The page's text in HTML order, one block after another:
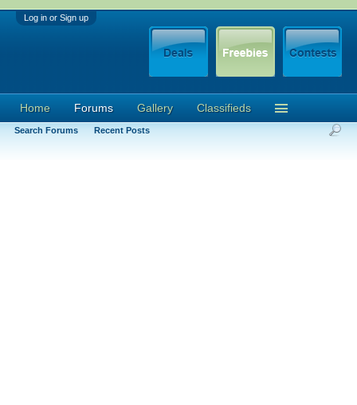
Log in or Sign up
Home Forums
Search Forums Recent Posts
Gallery Classifieds